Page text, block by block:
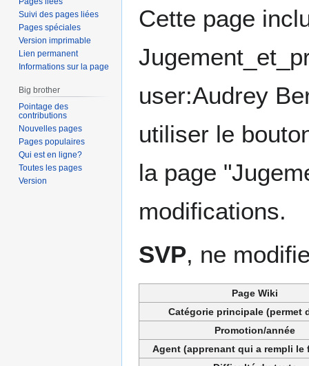
Cette page
user:Audrey
utiliser le
la page
modifications.
SVP, ne
Page Wiki
Catégorie principale (permet
Promotion/année
Agent (apprenant qui a rempli le
Suivi des pages liées
Pages spéciales
Version imprimable
Lien permanent
Informations sur la page
Big brother
Pointage des
contributions
Nouvelles pages
Pages populaires
Qui est en ligne?
Toutes les pages
Version